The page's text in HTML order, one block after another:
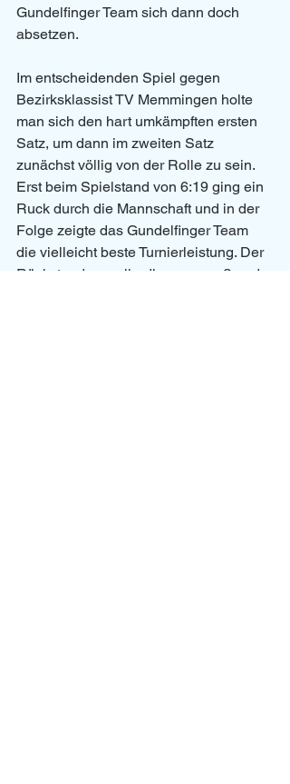
Gundelfinger Team sich dann doch
absetzen.
Im entscheidenden Spiel gegen
Bezirksklassist TV Memmingen holte
man sich den hart umkämpften ersten
Satz, um dann im zweiten Satz
zunächst völlig von der Rolle zu sein.
Erst beim Spielstand von 6:19 ging ein
Ruck durch die Mannschaft und in der
Folge zeigte das Gundelfinger Team
die vielleicht beste Turnierleistung. Der
Rückstand war allerdings zu groß und